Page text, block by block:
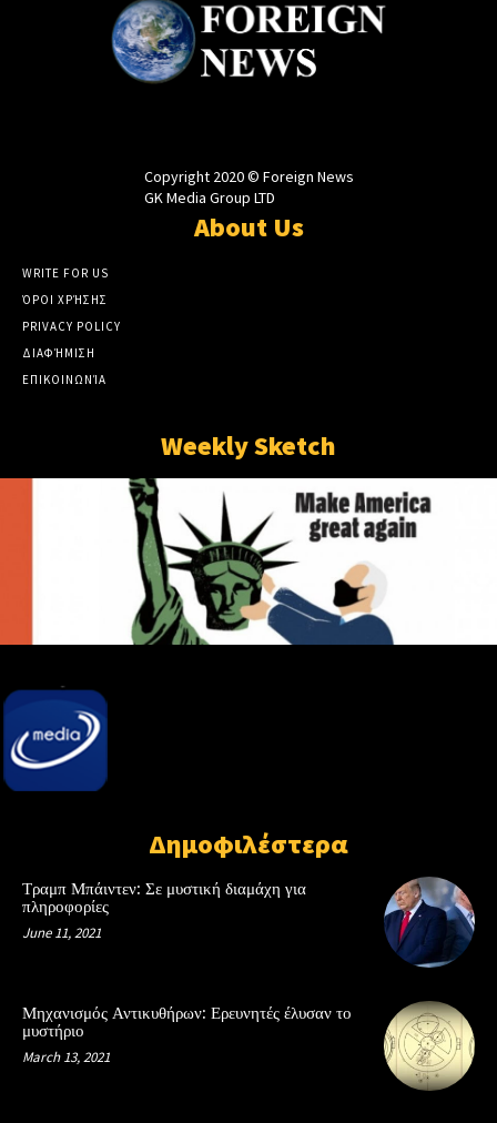
Copyright 2020 © Foreign News
GK Media Group LTD
About Us
WRITE FOR US
ΌΡΟΙ ΧΡΉΣΗΣ
PRIVACY POLICY
ΔΙΑΦΉΜΙΣΗ
ΕΠΙΚΟΙΝΩΝΊΑ
Weekly Sketch
Δημοφιλέστερα
Τραμπ Μπάιντεν: Σε μυστική διαμάχη για
πληροφορίες
June 11, 2021
Μηχανισμός Αντικυθήρων: Ερευνητές έλυσαν το
μυστήριο
March 13, 2021